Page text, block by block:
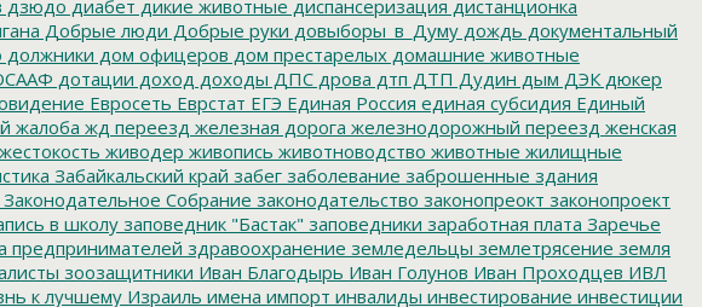
дзюдо диабет дикие животные диспансеризация дистанционка
Добрые люди Добрые руки довыборы_в_Думу дождь документальный
должники дом офицеров дом престарелых домашние животные
дотации доход доходы ДПС дрова дтп ДТП Дудин дым ДЭК дюкер
Евросеть Еврстат ЕГЭ Единая Россия единая субсидия Единый
жалоба жд переезд железная дорога железнодорожный переезд женская
жестокость живодер живопись животноводство животные жилищные
Забайкальский край забег заболевание заброшенные здания
Законодательное Собрание законодательство законопреокт законопроект
в школу заповедник "Бастак" заповедники заработная плата Заречье
предпринимателей здравоохранение земледельцы землетрясение земля
зоозащитники Иван Благодырь Иван Голунов Иван Проходцев ИВЛ
к лучшему Израиль имена импорт инвалиды инвестирование инвестиции